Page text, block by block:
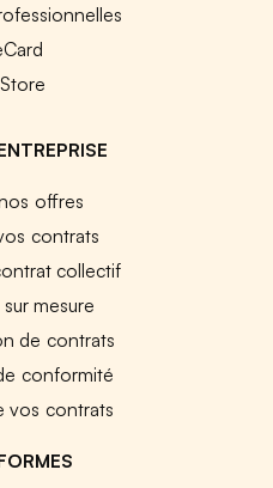
offres
contrats
collectif
mesure
de contrats
conformité
vos contrats